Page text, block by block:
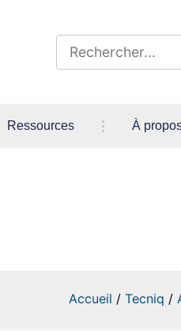
Ressources À
Accueil / Tecniq /